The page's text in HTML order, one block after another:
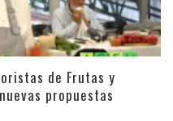
de Frutas y
propuestas